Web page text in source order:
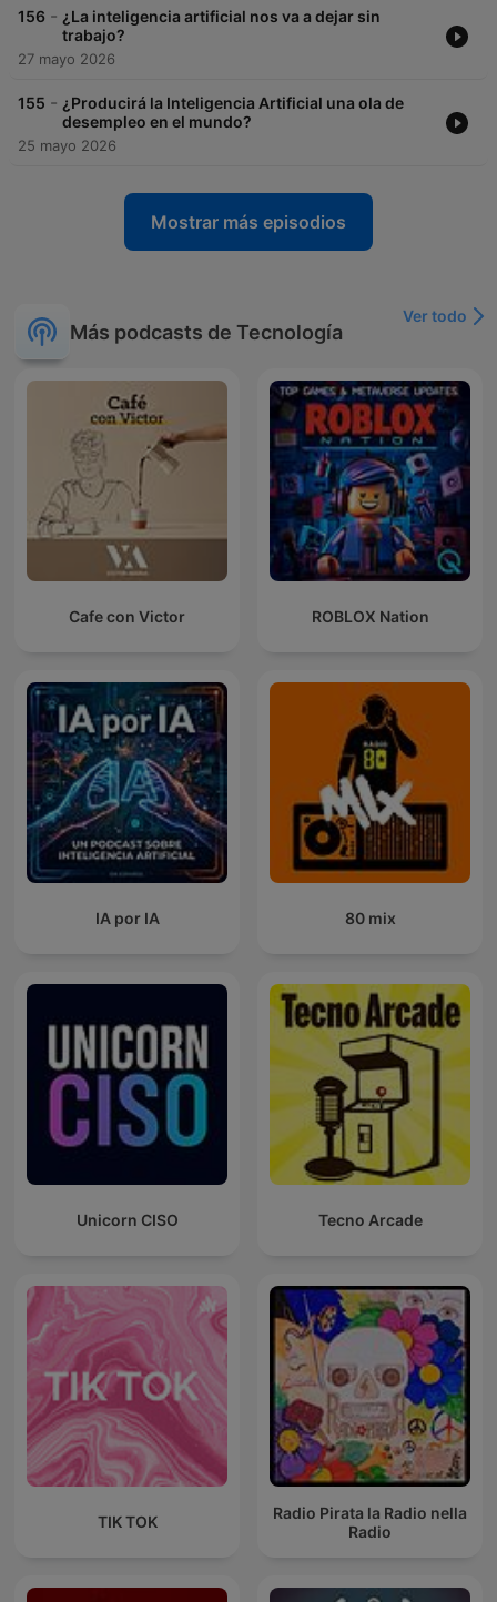
156 - ¿La inteligencia artificial nos va a dejar sin
trabajo?
27 mayo 2026
155 - ¿Producirá la Inteligencia Artificial una ola de
desempleo en el mundo?
25 mayo 2026
Mostrar más episodios
Más podcasts de Tecnología
Ver todo
Cafe con Victor ROBLOX Nation
IA por IA 80 mix
Unicorn CISO Tecno Arcade
TIK TOK
Radio Pirata la Radio nella
Radio